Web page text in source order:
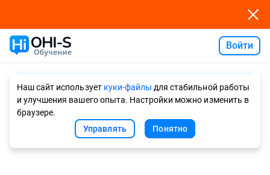
Войти
Наш сайт использует куки-файлы для стабильной работы
и улучшения вашего опыта. Настройки можно изменить в
браузере.
Управлять
Понятно